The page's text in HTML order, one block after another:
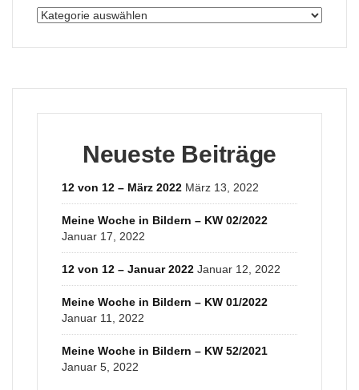
Kategorien
Neueste Beiträge
12 von 12 – März 2022 März 13, 2022
Meine Woche in Bildern – KW 02/2022
Januar 17, 2022
12 von 12 – Januar 2022 Januar 12, 2022
Meine Woche in Bildern – KW 01/2022
Januar 11, 2022
Meine Woche in Bildern – KW 52/2021
Januar 5, 2022